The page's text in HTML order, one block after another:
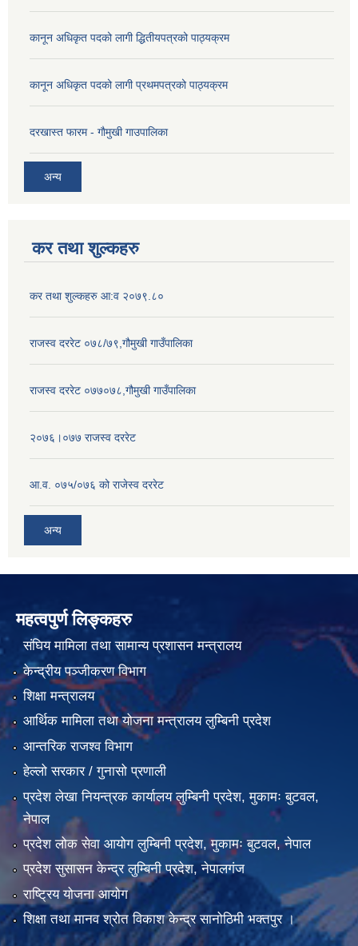
कानून अधिकृत पदको लागी द्धितीयपत्रको पाठ्यक्रम
कानून अधिकृत पदको लागी प्रथमपत्रको पाठ्यक्रम
दरखास्त फारम - गाैमुखी गाउपालिका
अन्य
कर तथा शुल्कहरु
कर तथा शुल्कहरु आ:व २०७९.८०
राजस्व दररेट ०७८/७९,गौमुखी गाउँपालिका
राजस्व दररेट ०७७०७८,गौमुखी गाउँपालिका
२०७६।०७७ राजस्व दररेट
आ.व. ०७५/०७६ को राजेस्व दररेट
अन्य
महत्वपुर्ण लिङ्कहरु
संघिय मामिला तथा सामान्य प्रशासन मन्त्रालय
केन्द्रीय पञ्जीकरण विभाग
शिक्षा मन्त्रालय
आर्थिक मामिला तथा योजना मन्त्रालय लुम्बिनी प्रदेश
आन्तरिक राजश्व विभाग
हेल्लो सरकार / गुनासो प्रणाली
प्रदेश लेखा नियन्त्रक कार्यालय लुम्बिनी प्रदेश, मुकामः बुटवल,
नेपाल
प्रदेश लोक सेवा आयोग लुम्बिनी प्रदेश, मुकामः बुटवल, नेपाल
प्रदेश सुसासन केन्द्र लुम्बिनी प्रदेश, नेपालगंज
राष्ट्रिय योजना आयोग
शिक्षा तथा मानव श्रोत विकाश केन्द्र सानोठिमी भक्तपुर ।